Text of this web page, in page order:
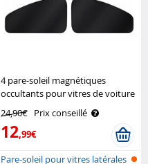
4 pare-soleil magnétiques
occultants pour vitres de voiture
24,90€ Prix conseillé
12,99€
Pare-soleil pour vitres latérales